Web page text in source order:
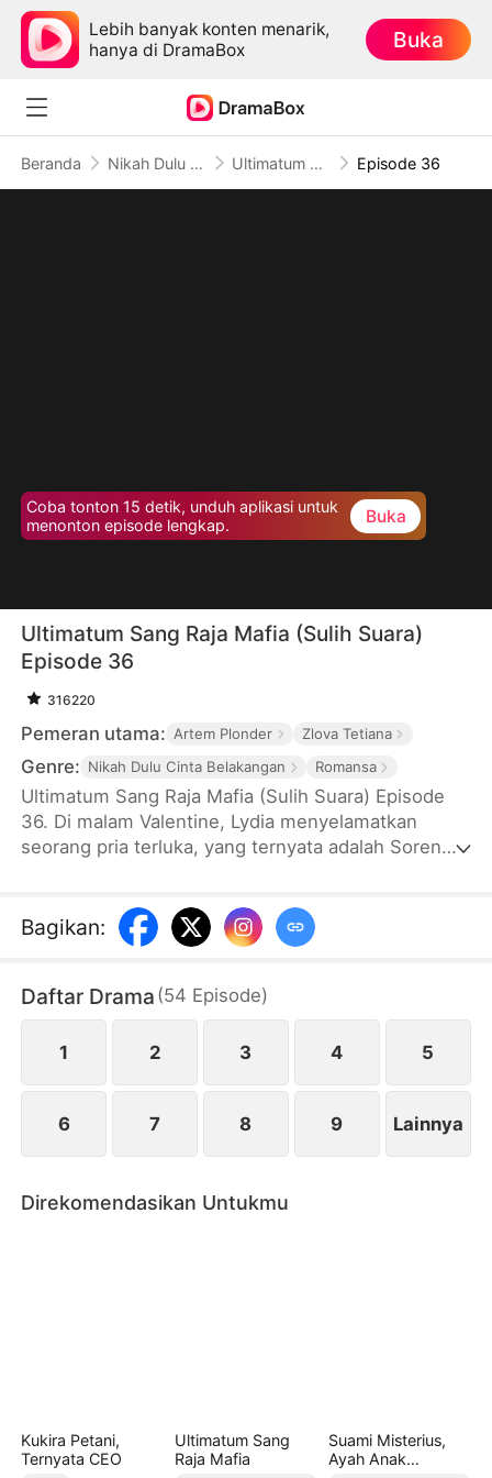
Lebih banyak konten menarik,
hanya di DramaBox
Buka
Beranda Nikah Dulu Cinta Belakangan Ultimatum Sang Raja Mafia (Sulih Suara) Episode 36
Coba tonton 15 detik, unduh aplikasi untuk
menonton episode lengkap.
Buka
Ultimatum Sang Raja Mafia (Sulih Suara)
Episode 36
316220
Pemeran utama: Artem Plonder Zlova Tetiana
Genre: Nikah Dulu Cinta Belakangan Romansa
Ultimatum Sang Raja Mafia (Sulih Suara) Episode
36. Di malam Valentine, Lydia menyelamatkan
seorang pria terluka, yang ternyata adalah Soren
mati. Karena terpaksa, Lydia setuju dengan syarat
Soren harus mampu membuat Lydia jatuh cinta
saat itu, dimulailah permainan cinta/benci yang
menggairahkan sekaligus berbahaya…
Bagikan:
Daftar Drama (54 Episode)
1 2 3 4 5
6 7 8 9 Lainnya
Direkomendasikan Untukmu
Kukira Petani,
Ternyata CEO
Ultimatum Sang
Raja Mafia
Suami Misterius,
Ayah Anak